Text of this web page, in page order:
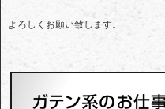
よろしくお願い致します。